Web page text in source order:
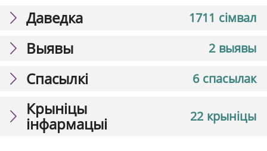
1711 сімвал
Даведка
2 выявы
Выявы
6 спасылак
Спасылкі
22 крыніцы
Крыніцы
інфармацыі